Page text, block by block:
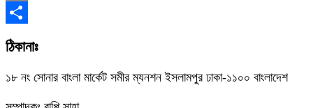
Copy
Link
Share
ঠিকানাঃ
১৮ নং সোনার বাংলা মার্কেট সমীর ম্যনশন ইসলামপুর ঢাকা-১১০০ বাংলাদেশ